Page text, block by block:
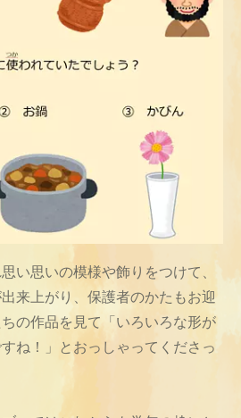
い思いの模様や飾りをつけて、
来上がり、保護者のかたもお迎
の作品を見て「いろいろな形が
ね！」とおっしゃってくださっ